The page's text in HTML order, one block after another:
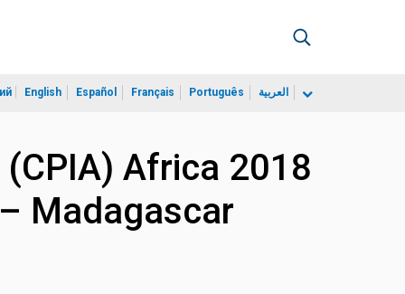
English Español Français Português العربية
Africa 2018
Madagascar